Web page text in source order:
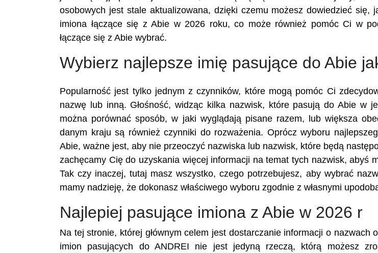
osobowych jest stale aktualizowana, dzięki czemu możesz dowiedzieć się,
imiona łączące się z Abie w 2026 roku, co może również pomóc Ci w
łączące się z Abie wybrać.
Wybierz najlepsze imię pasujące do Abie
Popularność jest tylko jednym z czynników, które mogą pomóc Ci
nazwę lub inną. Głośność, widząc kilka nazwisk, które pasują do Abie w
można porównać sposób, w jaki wyglądają pisane razem, lub większa
danym kraju są również czynniki do rozważenia. Oprócz wyboru
Abie, ważne jest, aby nie przeoczyć nazwiska lub nazwisk, które będą
zachęcamy Cię do uzyskania więcej informacji na temat tych nazwisk, abyś
Tak czy inaczej, tutaj masz wszystko, czego potrzebujesz, aby wybrać
mamy nadzieję, że dokonasz właściwego wyboru zgodnie z własnymi
Najlepiej pasujące imiona z Abie w 2026 r
Na tej stronie, której głównym celem jest dostarczanie informacji o nazwach
imion pasujących do ANDREI nie jest jedyną rzeczą, którą możesz